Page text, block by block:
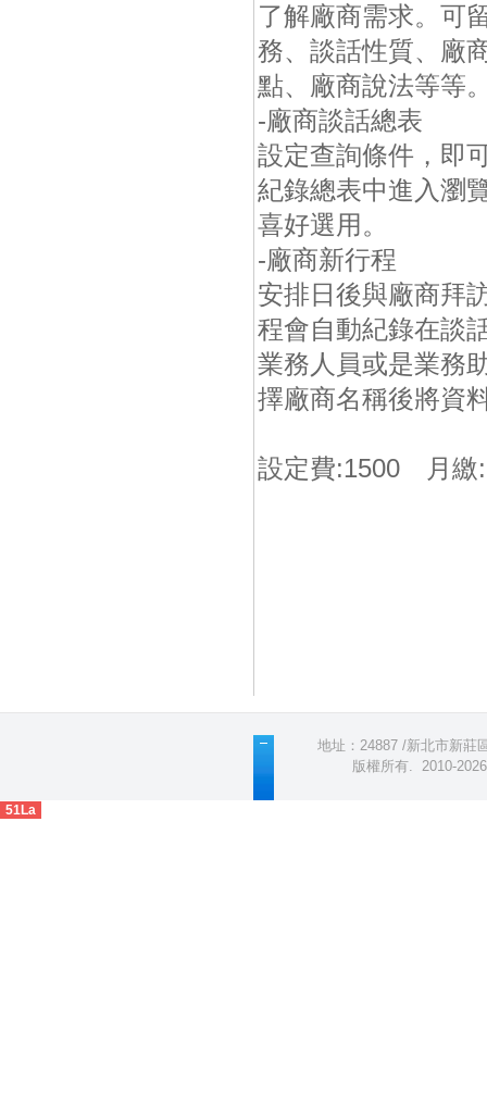
了解廠商需求。可
務、談話性質、廠
點、廠商說法等等
-廠商談話總表
設定查詢條件，即
紀錄總表中進入瀏
喜好選用。
-廠商新行程
安排日後與廠商拜
程會自動紀錄在談
業務人員或是業務
擇廠商名稱後將資
設定費:1500 月繳
地址：24887 /新北市新
版權所有. 2010-
51La